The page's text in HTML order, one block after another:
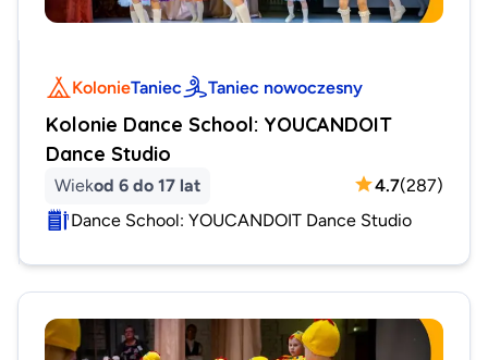
KolonieTaniec Taniec nowoczesny
Kolonie Dance School: YOUCANDOIT
Dance Studio
Wiekod 6 do 17 lat 4.7(287)
Dance School: YOUCANDOIT Dance Studio